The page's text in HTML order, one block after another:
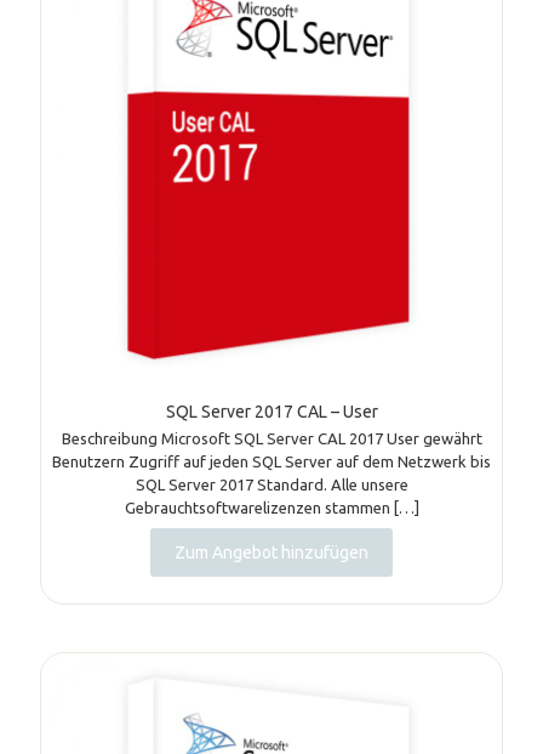
SQL Server 2017 CAL – User
Beschreibung Microsoft SQL Server CAL 2017 User gewährt
Benutzern Zugriff auf jeden SQL Server auf dem Netzwerk bis
SQL Server 2017 Standard. Alle unsere
Gebrauchtsoftwarelizenzen stammen […]
Zum Angebot hinzufügen